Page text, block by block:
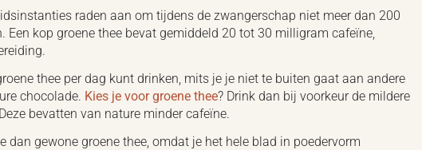
raden aan om tijdens de zwangerschap niet meer dan 200
kop groene thee bevat gemiddeld 20 tot 30 milligram cafeïne,
thee per dag kunt drinken, mits je je niet te buiten gaat aan andere
chocolade. Kies je voor groene thee? Drink dan bij voorkeur de mildere
bevatten van nature minder cafeïne.
dan gewone groene thee, omdat je het hele blad in poedervorm